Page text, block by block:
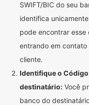
SWIFT/BIC do seu
identifica
pode encontrar esse
entrando em
cliente.
Identifique o Código
destinatário: Você
banco do